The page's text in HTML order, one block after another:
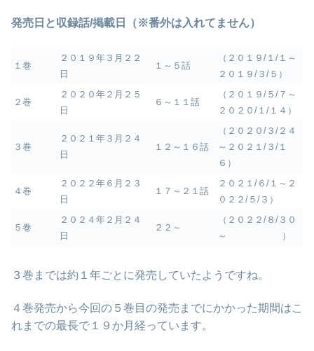
発売日と収録話/掲載日（※番外は入れてません）
１巻
２０１９年３月２２
日
１～５話
（２０１９/１/１～
２０１９/３/５）
２巻
２０２０年２月２５
日
６～１１話
（２０１９/５/７～
２０２０/１/１４）
３巻
２０２１年３月２４
日
１２～１６話
（２０２０/３/２４
～２０２１/３/１
６）
４巻
２０２２年６月２３
日
１７～２１話
２０２１/６/１～２
０２２/５/３）
５巻
２０２４年２月２４
日
２２～
（２０２２/８/３０
～ ）
３巻までは約１年ごとに発売していたようですね。
４巻発売から今回の５巻目の発売までにかかった期間はこ
れまでの最長で１９か月経っています。